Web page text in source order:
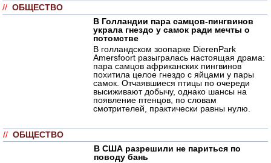
// ОБЩЕСТВО
В Голландии пара самцов-пингвинов
украла гнездо у самок ради мечты о
потомстве
В голландском зоопарке DierenPark
Amersfoort разыгралась настоящая драма:
пара самцов африканских пингвинов
похитила целое гнездо с яйцами у пары
самок. Отчаявшиеся птицы по очереди
высиживают добычу, однако шансы на
появление птенцов, по словам
смотрителей, практически равны нулю.
// ОБЩЕСТВО
В США разрешили не париться по
поводу бань